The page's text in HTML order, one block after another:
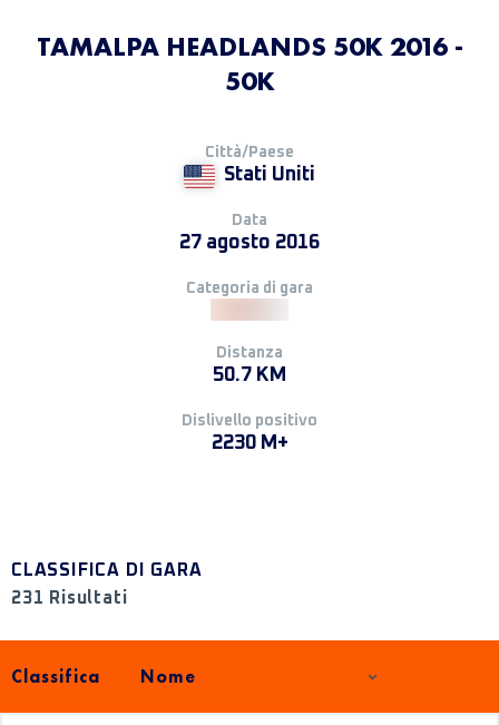
TAMALPA HEADLANDS 50K 2016 -
50K
Città/Paese
Stati Uniti
Data
27 agosto 2016
Categoria di gara
Distanza
50.7 KM
Dislivello positivo
2230 M+
CLASSIFICA DI GARA
231 Risultati
Classifica Nome